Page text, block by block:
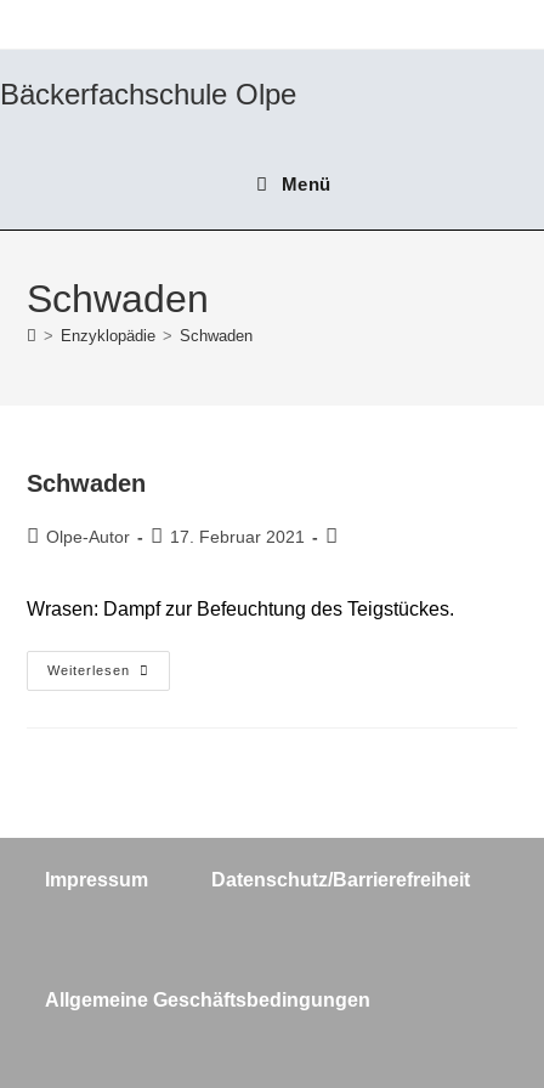
Bäckerfachschule Olpe
Menü
Schwaden
> Enzyklopädie > Schwaden
Schwaden
Beitrags-
Olpe-Autor
Beitrag
17. Februar 2021
Beitrags-
Wrasen: Dampf zur Befeuchtung des Teigstückes.
Weiterlesen Schwaden
Impressum Datenschutz/Barrierefreiheit
Allgemeine Geschäftsbedingungen